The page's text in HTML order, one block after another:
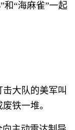
“海麻雀”一起
大队的美军叫
铁一堆。